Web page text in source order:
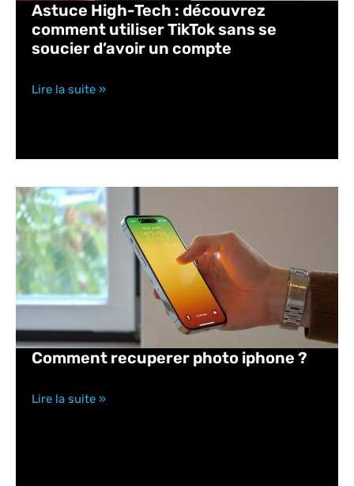
Astuce High-Tech : découvrez
comment utiliser TikTok sans se
soucier d’avoir un compte
Lire la suite »
Comment recuperer photo iphone ?
Lire la suite »